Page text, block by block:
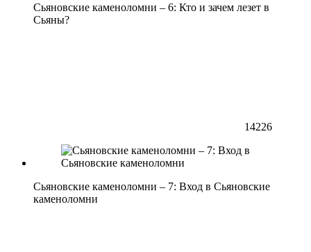
Сьяновские каменоломни – 6: Кто и зачем лезет в
Сьяны?
14226
Сьяновские каменоломни – 7: Вход в Сьяновские
каменоломни